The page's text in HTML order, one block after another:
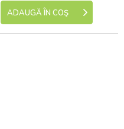
ADAUGĂ ÎN COŞ